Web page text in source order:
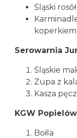
Śląski
koperkiem
Serowarnia
Śląskie
Zupa z
Kasza
KGW
Bołla